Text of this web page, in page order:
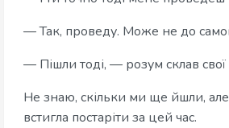
— Так, проведу. Може не до
— Пішли тоді, — розум склав
Не знаю, скільки ми ще йшли, але
встигла постаріти за цей час.